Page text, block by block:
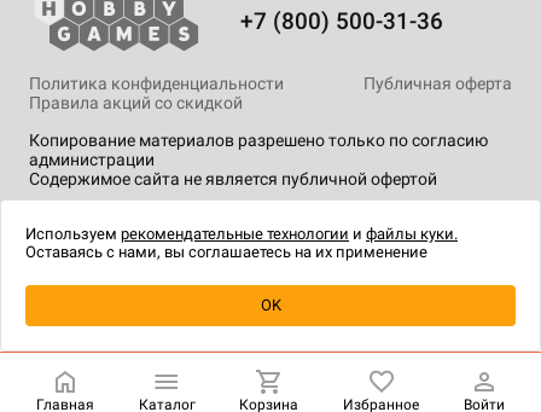
Уведомить о наличии
+7 (800) 500-31-36
Копирование материалов разрешено только по согласию
администрации
Содержимое сайта не является публичной офертой
Политика конфиденциальности
Публичная оферта
Правила акций со скидкой
технологии.
Главная Каталог Корзина Избранное Войти
Используем рекомендательные технологии и файлы куки.
Оставаясь с нами, вы соглашаетесь на их применение
OK